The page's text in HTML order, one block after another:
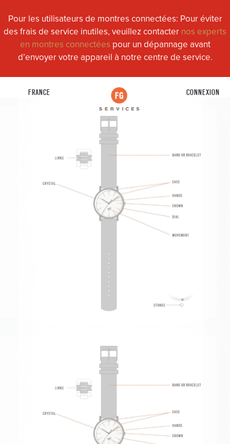
Pour les utilisateurs de montres connectées: Pour éviter
des frais de service inutiles, veuillez contacter nos experts
en montres connectées pour un dépannage avant
d’envoyer votre appareil à notre centre de service.
FRANCE CONNEXION